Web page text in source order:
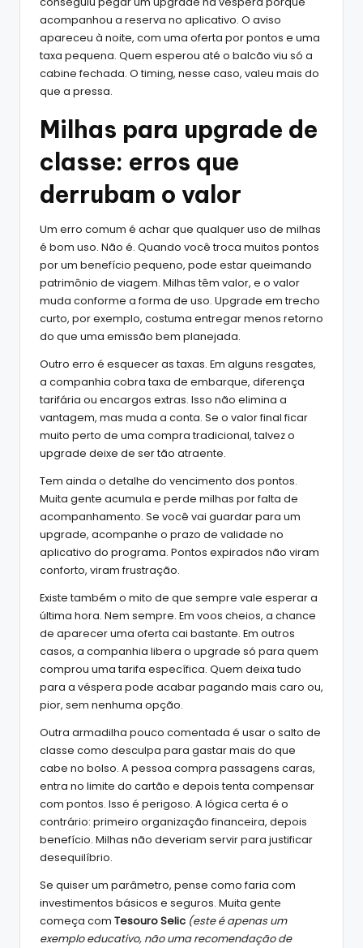
acompanhou a reserva no aplicativo. O aviso
apareceu à noite, com uma oferta por pontos e uma
taxa pequena. Quem esperou até o balcão viu só a
cabine fechada. O timing, nesse caso, valeu mais do
que a pressa.
Milhas para upgrade de
classe: erros que
derrubam o valor
Um erro comum é achar que qualquer uso de milhas
é bom uso. Não é. Quando você troca muitos pontos
por um benefício pequeno, pode estar queimando
patrimônio de viagem. Milhas têm valor, e o valor
muda conforme a forma de uso. Upgrade em trecho
curto, por exemplo, costuma entregar menos retorno
do que uma emissão bem planejada.
Outro erro é esquecer as taxas. Em alguns resgates,
a companhia cobra taxa de embarque, diferença
tarifária ou encargos extras. Isso não elimina a
vantagem, mas muda a conta. Se o valor final ficar
muito perto de uma compra tradicional, talvez o
upgrade deixe de ser tão atraente.
Tem ainda o detalhe do vencimento dos pontos.
Muita gente acumula e perde milhas por falta de
acompanhamento. Se você vai guardar para um
upgrade, acompanhe o prazo de validade no
aplicativo do programa. Pontos expirados não viram
conforto, viram frustração.
Existe também o mito de que sempre vale esperar a
última hora. Nem sempre. Em voos cheios, a chance
de aparecer uma oferta cai bastante. Em outros
casos, a companhia libera o upgrade só para quem
comprou uma tarifa específica. Quem deixa tudo
para a véspera pode acabar pagando mais caro ou,
pior, sem nenhuma opção.
Outra armadilha pouco comentada é usar o salto de
classe como desculpa para gastar mais do que
cabe no bolso. A pessoa compra passagens caras,
entra no limite do cartão e depois tenta compensar
com pontos. Isso é perigoso. A lógica certa é o
contrário: primeiro organização financeira, depois
benefício. Milhas não deveriam servir para justificar
desequilíbrio.
Se quiser um parâmetro, pense como faria com
investimentos básicos e seguros. Muita gente
começa com Tesouro Selic (este é apenas um
exemplo educativo, não uma recomendação de